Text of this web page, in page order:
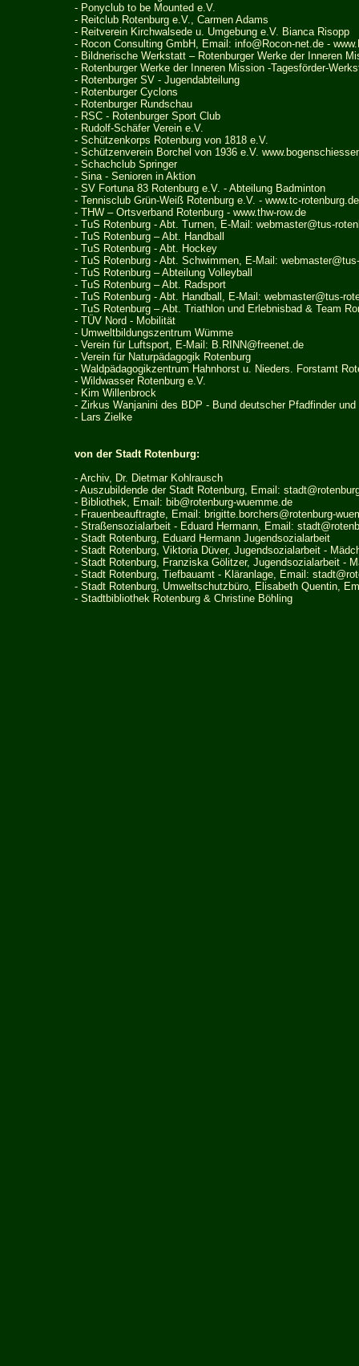
- Ponyclub to be Mounted e.V.
- Reitclub Rotenburg e.V., Carmen Adams
- Reitverein Kirchwalsede u. Umgebung e.V. Bianca Risopp
- Rocon Consulting GmbH, Email: info@Rocon-net.de -
- Bildnerische Werkstatt – Rotenburger Werke der Inneren
- Rotenburger Werke der Inneren Mission -Tagesförder-
- Rotenburger SV - Jugendabteilung
- Rotenburger Cyclons
- Rotenburger Rundschau
- RSC - Rotenburger Sport Club
- Rudolf-Schäfer Verein e.V.
- Schützenkorps Rotenburg von 1818 e.V.
- Schützenverein Borchel von 1936 e.V.
- Schachclub Springer
- Sina - Senioren in Aktion
- SV Fortuna 83 Rotenburg e.V. - Abteilung Badminton
- Tennisclub Grün-Weiß Rotenburg e.V. - www.tc-rotenburg.de
- THW – Ortsverband Rotenburg - www.thw-row.de
- TuS Rotenburg - Abt. Turnen, E-Mail: webmaster@tus-
- TuS Rotenburg – Abt. Handball
- TuS Rotenburg - Abt. Hockey
- TuS Rotenburg - Abt. Schwimmen, E-Mail:
- TuS Rotenburg – Abteilung Volleyball
- TuS Rotenburg – Abt. Radsport
- TuS Rotenburg - Abt. Handball, E-Mail: webmaster@tus-
- TuS Rotenburg – Abt. Triathlon und Erlebnisbad & Team
- TÜV Nord - Mobilität
- Umweltbildungszentrum Wümme
- Verein für Luftsport, E-Mail: B.RINN@freenet.de
- Verein für Naturpädagogik Rotenburg
- Waldpädagogikzentrum Hahnhorst u. Nieders. Forstamt
- Wildwasser Rotenburg e.V.
- Kim Willenbrock
- Zirkus Wanjanini des BDP - Bund deutscher Pfadfinder und
- Lars Zielke
von der Stadt Rotenburg:
- Archiv, Dr. Dietmar Kohlrausch
- Auszubildende der Stadt Rotenburg, Email:
- Bibliothek, Email: bib@rotenburg-wuemme.de
- Frauenbeauftragte, Email: brigitte.borchers@rotenburg-
- Straßensozialarbeit - Eduard Hermann, Email:
- Stadt Rotenburg, Eduard Hermann Jugendsozialarbeit
- Stadt Rotenburg, Viktoria Düver, Jugendsozialarbeit -
- Stadt Rotenburg, Franziska Gölitzer, Jugendsozialarbeit -
- Stadt Rotenburg, Tiefbauamt - Kläranlage, Email:
- Stadt Rotenburg, Umweltschutzbüro, Elisabeth Quentin,
- Stadtbibliothek Rotenburg & Christine Böhling